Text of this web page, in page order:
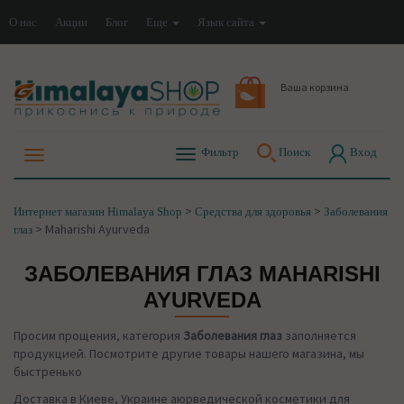
О нас Акции Блог Еще Язык сайта
Ваша корзина
Фильтр Поиск Вход
Интернет магазин Himalaya Shop > Средства для здоровья > Заболевания
глаз > Maharishi Ayurveda
ЗАБОЛЕВАНИЯ ГЛАЗ MAHARISHI
AYURVEDA
Просим прощения, категория Заболевания глаз заполняется
продукцией. Посмотрите другие товары нашего магазина, мы
быстренько
Доставка в Киеве, Украине аюрведической косметики для